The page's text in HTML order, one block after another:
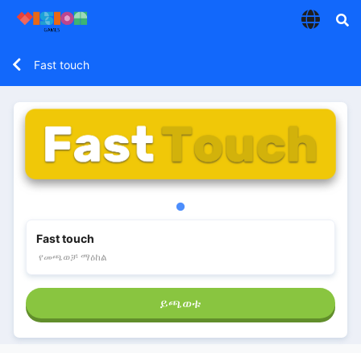
Fast touch
Fast touch
የመጫወቻ ማዕከል
ይጫወቱ